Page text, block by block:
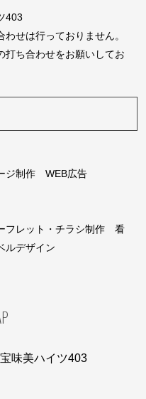
403
せは行っておりません。
打ち合わせをお願いしてお
ジ制作 WEB広告
レット・チラシ制作 看
ルデザイン
味美ハイツ403